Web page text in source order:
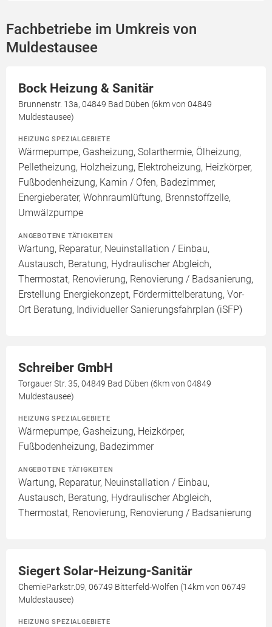
Fachbetriebe im Umkreis von
Muldestausee
Bock Heizung & Sanitär
Brunnenstr. 13a, 04849 Bad Düben (6km von 04849
Muldestausee)
HEIZUNG SPEZIALGEBIETE
Wärmepumpe, Gasheizung, Solarthermie, Ölheizung,
Pelletheizung, Holzheizung, Elektroheizung, Heizkörper,
Fußbodenheizung, Kamin / Ofen, Badezimmer,
Energieberater, Wohnraumlüftung, Brennstoffzelle,
Umwälzpumpe
ANGEBOTENE TÄTIGKEITEN
Wartung, Reparatur, Neuinstallation / Einbau,
Austausch, Beratung, Hydraulischer Abgleich,
Thermostat, Renovierung, Renovierung / Badsanierung,
Erstellung Energiekonzept, Fördermittelberatung, Vor-
Ort Beratung, Individueller Sanierungsfahrplan (iSFP)
Schreiber GmbH
Torgauer Str. 35, 04849 Bad Düben (6km von 04849
Muldestausee)
HEIZUNG SPEZIALGEBIETE
Wärmepumpe, Gasheizung, Heizkörper,
Fußbodenheizung, Badezimmer
ANGEBOTENE TÄTIGKEITEN
Wartung, Reparatur, Neuinstallation / Einbau,
Austausch, Beratung, Hydraulischer Abgleich,
Thermostat, Renovierung, Renovierung / Badsanierung
Siegert Solar-Heizung-Sanitär
ChemieParkstr.09, 06749 Bitterfeld-Wolfen (14km von 06749
Muldestausee)
HEIZUNG SPEZIALGEBIETE